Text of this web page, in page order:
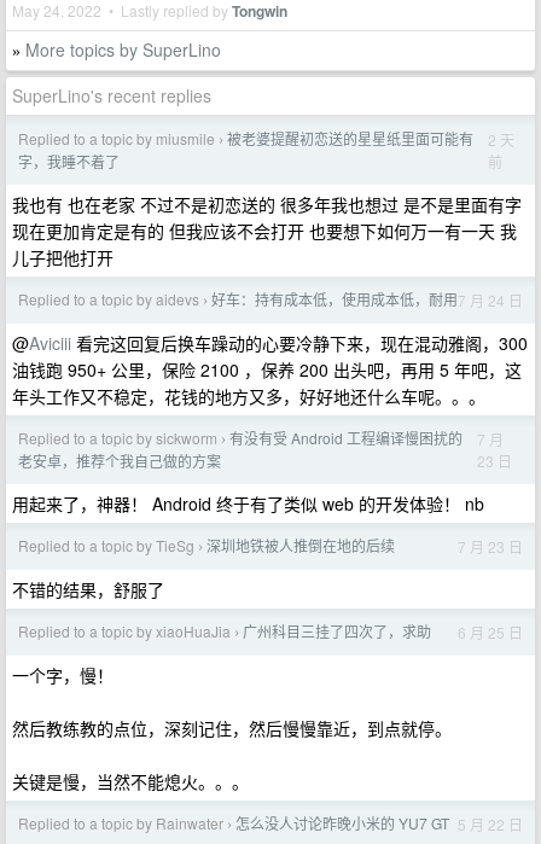
May 24, 2022 • Lastly replied byTongwin
» More topics by SuperLino
SuperLino's recent replies
Replied to a topic by miusmile › 被老婆提醒初恋送的星星纸里面可能有
字，我睡不着了
2 天
前
我也有 也在老家 不过不是初恋送的 很多年我也想过 是不是里面有字
现在更加肯定是有的 但我应该不会打开 也要想下如何万一有一天 我
儿子把他打开
Replied to a topic by aidevs › 好车：持有成本低，使用成本低，耐用7 月 24 日
@Aviciii 看完这回复后换车躁动的心要冷静下来，现在混动雅阁，300
油钱跑 950+ 公里，保险 2100 ，保养 200 出头吧，再用 5 年吧，这
年头工作又不稳定，花钱的地方又多，好好地还什么车呢。。。
Replied to a topic by sickworm › 有没有受 Android 工程编译慢困扰的
老安卓，推荐个我自己做的方案
7 月
23 日
用起来了，神器！ Android 终于有了类似 web 的开发体验！ nb
Replied to a topic by TieSg › 深圳地铁被人推倒在地的后续 7 月 23 日
不错的结果，舒服了
Replied to a topic by xiaoHuaJia › 广州科目三挂了四次了，求助 6 月 25 日
一个字，慢！
然后教练教的点位，深刻记住，然后慢慢靠近，到点就停。
关键是慢，当然不能熄火。。。
Replied to a topic by Rainwater › 怎么没人讨论昨晚小米的 YU7 GT 5 月 22 日